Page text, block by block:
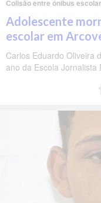
Colisão entre ônibus
Adolescente
escolar em
Carlos Eduardo Oliveira
ano da Escola Jornalista